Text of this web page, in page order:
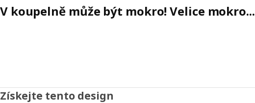
V koupelně může být mokro! Velice mokro...
Získejte tento design